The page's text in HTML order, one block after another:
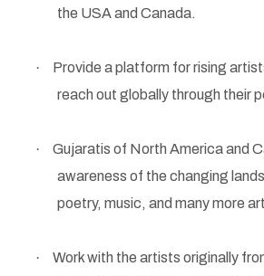
the USA and Canada.
·
Provide a platform for rising
reach out globally through their
·
Gujaratis of North America and
awareness of the changing
poetry, music, and many more
·
Work with the artists originally